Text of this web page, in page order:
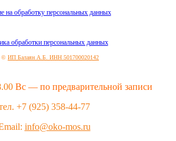
на обработку персональных данных
обработки персональных данных
© ИП Балаян А.Б. ИНН 501700020142
Вс — по предварительной записи
+7 (925) 358-44-77
info@oko-mos.ru